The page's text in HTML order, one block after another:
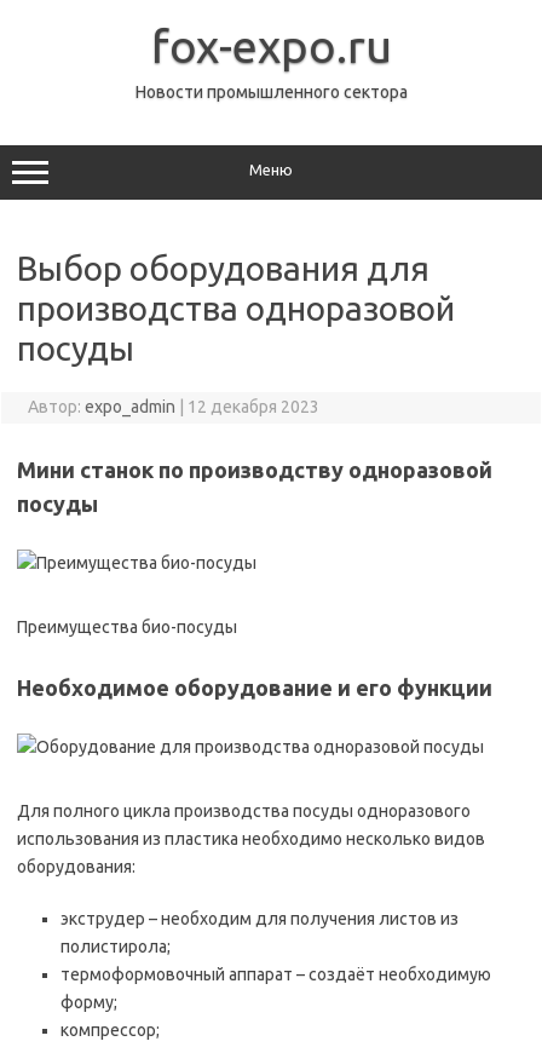
fox-expo.ru
Новости промышленного сектора
Меню
Выбор оборудования для
производства одноразовой
посуды
Автор: expo_admin 12 декабря 2023
Мини станок по производству одноразовой
посуды
Преимущества био-посуды
Необходимое оборудование и его функции
Для полного цикла производства посуды одноразового
использования из пластика необходимо несколько видов
оборудования:
экструдер – необходим для получения листов из
полистирола;
термоформовочный аппарат – создаёт необходимую
форму;
компрессор;